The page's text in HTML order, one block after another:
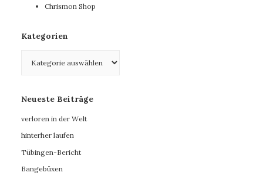
Chrismon Shop
Kategorien
Neueste Beiträge
verloren in der Welt
hinterher laufen
Tübingen-Bericht
Bangebüxen